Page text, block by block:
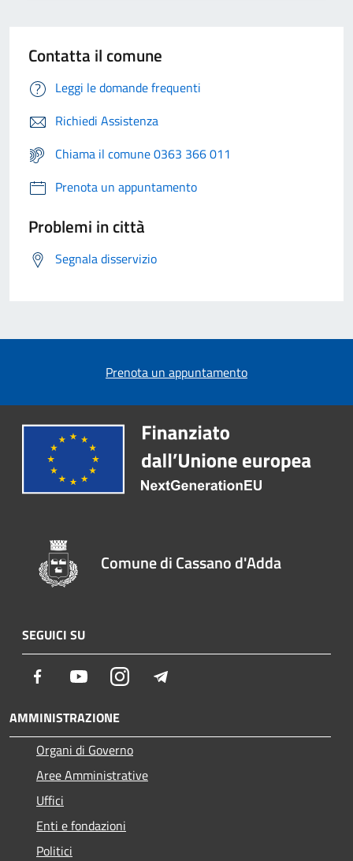
Contatta il comune
Leggi le domande frequenti
Richiedi Assistenza
Chiama il comune 0363 366 011
Prenota un appuntamento
Problemi in città
Segnala disservizio
Prenota un appuntamento
Comune di Cassano d'Adda
SEGUICI SU
Facebook YoutubeInstagram
AMMINISTRAZIONE
Organi di Governo
Aree Amministrative
Uffici
Enti e fondazioni
Politici